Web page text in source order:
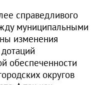
справедливого
муниципальными
изменения
обеспеченности
округов